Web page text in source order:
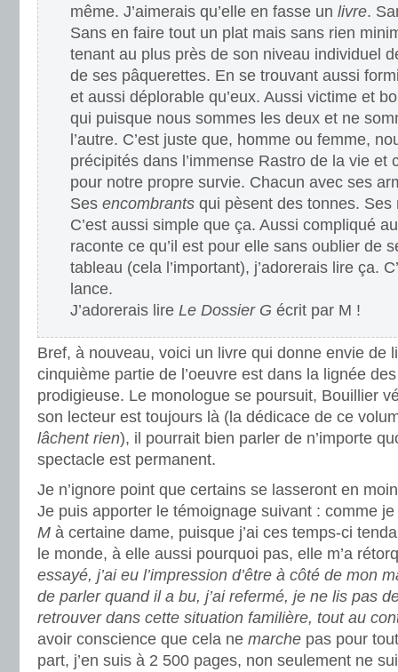
même. J’aimerais qu’elle en fasse un livre.
Sans en faire tout un plat mais sans rien
tenant au plus près de son niveau individuel
de ses pâquerettes. En se trouvant aussi
et aussi déplorable qu’eux. Aussi victime et
qui puisque nous sommes les deux et ne
l’autre. C’est juste que, homme ou femme,
précipités dans l’immense Rastro de la vie et
pour notre propre survie. Chacun avec ses
Ses encombrants qui pèsent des tonnes.
C’est aussi simple que ça. Aussi compliqué
raconte ce qu’il est pour elle sans oublier de
tableau (cela l’important), j’adorerais lire ça.
lance.
J’adorerais lire Le Dossier G écrit par M !
Bref, à nouveau, voici un livre qui donne envie de
cinquième partie de l’oeuvre est dans la lignée
prodigieuse. Le monologue se poursuit, Bouillier
son lecteur est toujours là (la dédicace de ce
lâchent rien), il pourrait bien parler de n’importe
spectacle est permanent.
Je n’ignore point que certains se lasseront en
Je puis apporter le témoignage suivant : comme
M à certaine dame, puisque j’ai ces temps-ci
le monde, à elle aussi pourquoi pas, elle m’a
essayé, j’ai eu l’impression d’être à côté de mon
de parler quand il a bu, j’ai refermé, je ne lis pas
retrouver dans cette situation familière, tout au
avoir conscience que cela ne marche pas pour
part, j’en suis à 2 500 pages, non seulement ne